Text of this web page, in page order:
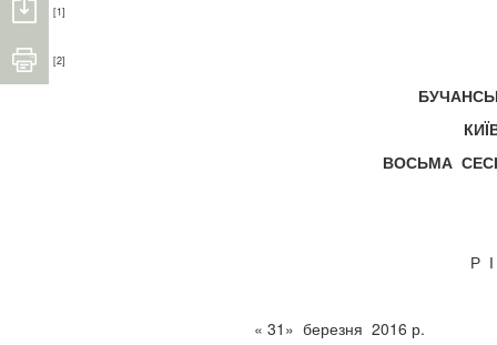
[1]
[2]
ВОСЬМА
Р
« 31»